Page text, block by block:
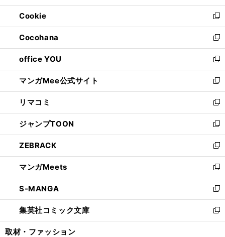
開
く
ウ
で
開
く
ン
ド
ウ
で
開
く
ウ
ィ
ン
ド
ウ
で
開
く
Cookie
新
し
い
ウ
ィ
ン
ド
ウ
で
開
く
Cocohana
新
し
い
ウ
ィ
ン
ド
ウ
で
開
く
office YOU
新
し
い
ウ
ィ
ン
ド
ウ
で
開
く
マンガMee公式サイト
新
し
い
ウ
ィ
ン
ド
ウ
で
開
く
リマコミ
新
し
い
ウ
ィ
ン
ド
ウ
で
開
く
ジャンプTOON
新
し
い
ウ
ィ
ン
ド
ウ
で
開
ZEBRACK
新
し
い
ウ
ィ
ン
ド
ウ
マンガMeets
新
し
い
ウ
ィ
ン
S-MANGA
新
し
い
ウ
集英社コミック文庫
新
し
取材・ファッション